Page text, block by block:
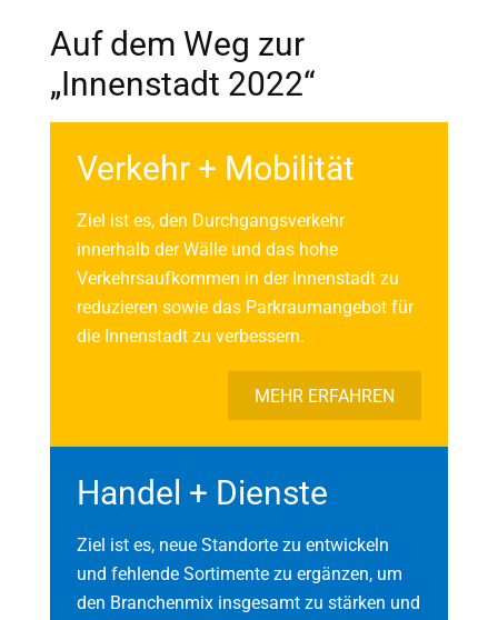
Auf dem Weg zur
„Innenstadt 2022“
Verkehr + Mobilität
Ziel ist es, den Durchgangsverkehr
innerhalb der Wälle und das hohe
Verkehrsaufkommen in der Innenstadt zu
reduzieren sowie das Parkraumangebot für
die Innenstadt zu verbessern.
MEHR ERFAHREN
Handel + Dienste
Ziel ist es, neue Standorte zu entwickeln
und fehlende Sortimente zu ergänzen, um
den Branchenmix insgesamt zu stärken und